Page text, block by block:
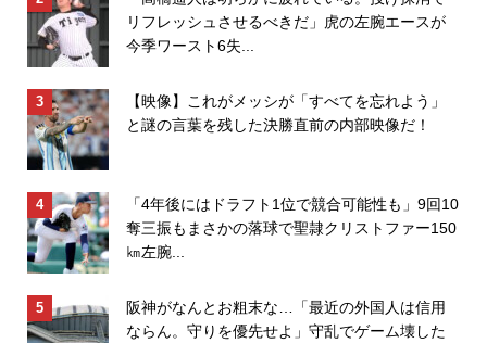
リフレッシュさせるべきだ」虎の左腕エースが
今季ワースト6失...
【映像】これがメッシが「すべてを忘れよう」
と謎の言葉を残した決勝直前の内部映像だ！
「4年後にはドラフト1位で競合可能性も」9回10
奪三振もまさかの落球で聖隷クリストファー150
㎞左腕...
阪神がなんとお粗末な…「最近の外国人は信用
ならん。守りを優先せよ」守乱でゲーム壊した